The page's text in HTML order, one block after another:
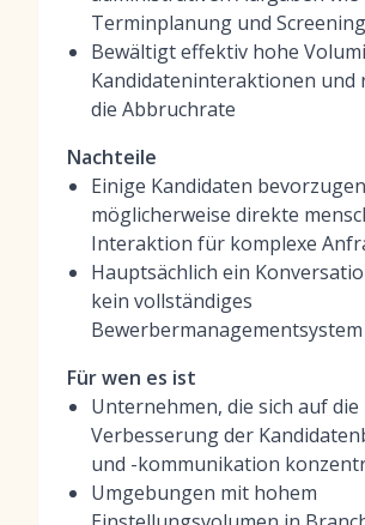
Terminplanung und Screening
Bewältigt effektiv hohe
Kandidateninteraktionen und
die Abbruchrate
Nachteile
Einige Kandidaten bevorzugen
möglicherweise direkte
Interaktion für komplexe
Hauptsächlich ein
kein vollständiges
Bewerbermanagementsystem
Für wen es ist
Unternehmen, die sich auf die
Verbesserung der
und -kommunikation
Umgebungen mit hohem